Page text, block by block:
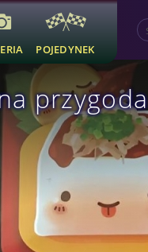
POJEDYNEK
przygoda